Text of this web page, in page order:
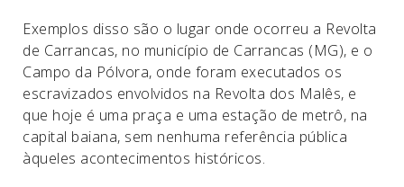
Exemplos disso são o lugar onde ocorreu a Revolta
de Carrancas, no município de Carrancas (MG), e o
Campo da Pólvora, onde foram executados os
escravizados envolvidos na Revolta dos Malês, e
que hoje é uma praça e uma estação de metrô, na
capital baiana, sem nenhuma referência pública
àqueles acontecimentos históricos.